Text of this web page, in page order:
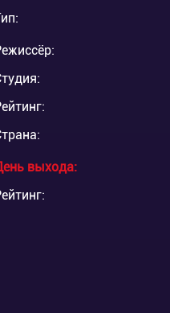
выхода: